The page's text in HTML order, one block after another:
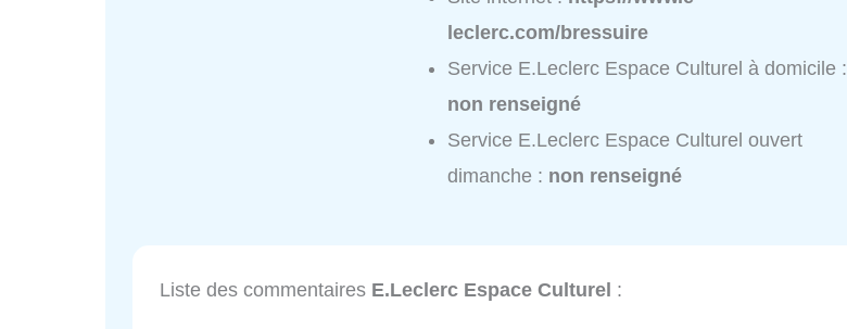
leclerc.com/bressuire
Service E.Leclerc Espace Culturel à domicile :
non renseigné
Service E.Leclerc Espace Culturel ouvert
dimanche : non renseigné
Liste des commentaires E.Leclerc Espace Culturel :